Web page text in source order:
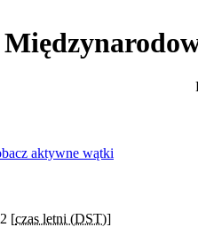
aktywne wątki
[czas letni (DST)]